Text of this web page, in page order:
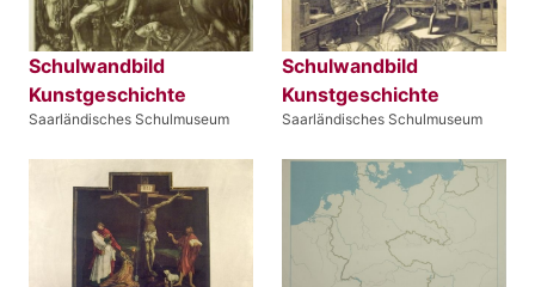
Schulwandbild
Kunstgeschichte
Saarländisches Schulmuseum
Schulwandbild
Kunstgeschichte
Saarländisches Schulmuseum